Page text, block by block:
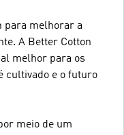
para melhorar a
A Better Cotton
melhor para os
cultivado e o futuro
meio de um